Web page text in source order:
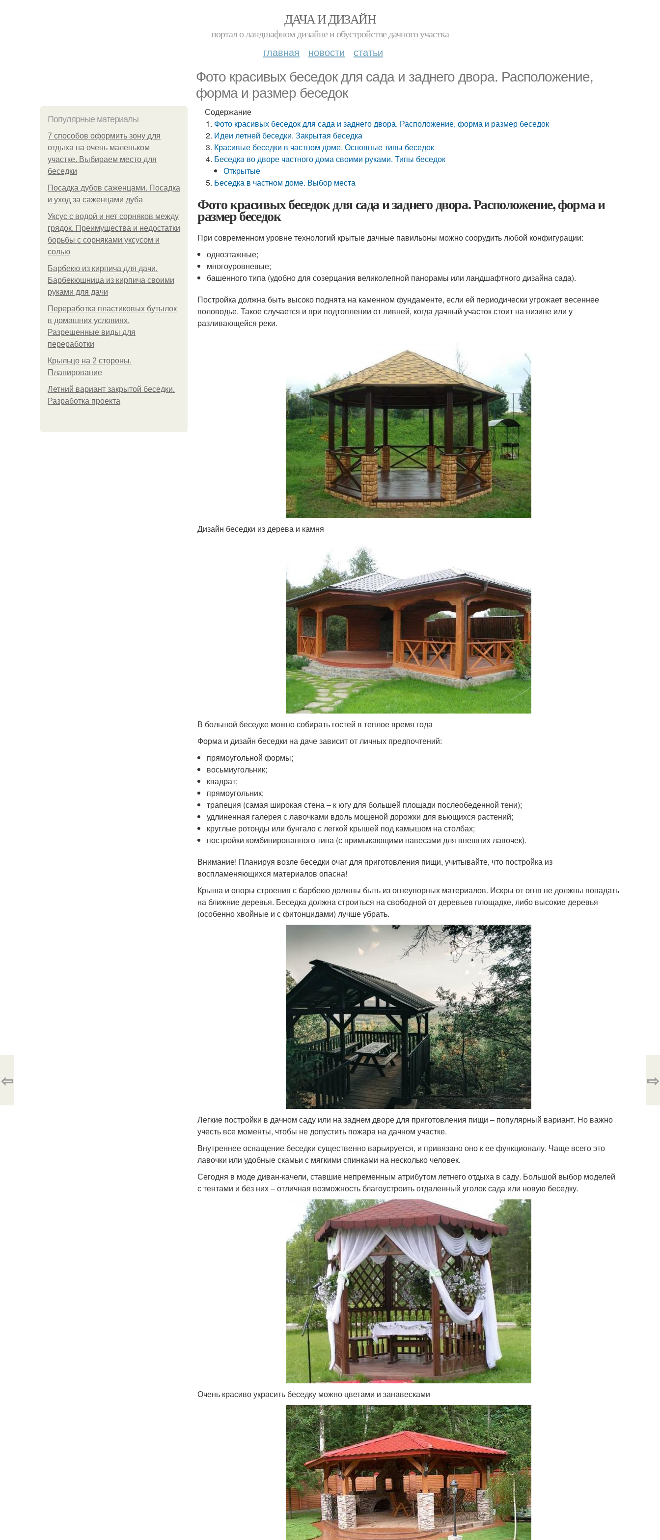
ДАЧА И ДИЗАЙН
портал о ландшафном дизайне и обустройстве дачного участка
главная новости статьи
Фото красивых беседок для сада и заднего двора. Расположение,
форма и размер беседок
Популярные материалы
7 способов оформить зону для
отдыха на очень маленьком
участке. Выбираем место для
беседки
Посадка дубов саженцами. Посадка
и уход за саженцами дуба
Уксус с водой и нет сорняков между
грядок. Преимущества и недостатки
борьбы с сорняками уксусом и
солью
Барбекю из кирпича для дачи.
Барбекюшница из кирпича своими
руками для дачи
Переработка пластиковых бутылок
в домашних условиях.
Разрешенные виды для
переработки
Крыльцо на 2 стороны.
Планирование
Летний вариант закрытой беседки.
Разработка проекта
Содержание
Фото красивых беседок для сада и заднего двора. Расположение, форма и размер беседок
Идеи летней беседки. Закрытая беседка
Красивые беседки в частном доме. Основные типы беседок
Беседка во дворе частного дома своими руками. Типы беседок
Открытые
Беседка в частном доме. Выбор места
Фото красивых беседок для сада и заднего двора. Расположение, форма и
размер беседок
При современном уровне технологий крытые дачные павильоны можно соорудить любой конфигурации:
одноэтажные;
многоуровневые;
башенного типа (удобно для созерцания великолепной панорамы или ландшафтного дизайна сада).
Постройка должна быть высоко поднята на каменном фундаменте, если ей периодически угрожает весеннее
половодье. Такое случается и при подтоплении от ливней, когда дачный участок стоит на низине или у
разливающейся реки.
Дизайн беседки из дерева и камня
В большой беседке можно собирать гостей в теплое время года
Форма и дизайн беседки на даче зависит от личных предпочтений:
прямоугольной формы;
восьмиугольник;
квадрат;
прямоугольник;
трапеция (самая широкая стена – к югу для большей площади послеобеденной тени);
удлиненная галерея с лавочками вдоль мощеной дорожки для вьющихся растений;
круглые ротонды или бунгало с легкой крышей под камышом на столбах;
постройки комбинированного типа (с примыкающими навесами для внешних лавочек).
Внимание! Планируя возле беседки очаг для приготовления пищи, учитывайте, что постройка из
воспламеняющихся материалов опасна!
Крыша и опоры строения с барбекю должны быть из огнеупорных материалов. Искры от огня не должны попадать
на ближние деревья. Беседка должна строиться на свободной от деревьев площадке, либо высокие деревья
(особенно хвойные и с фитонцидами) лучше убрать.
Легкие постройки в дачном саду или на заднем дворе для приготовления пищи – популярный вариант. Но важно
учесть все моменты, чтобы не допустить пожара на дачном участке.
Внутреннее оснащение беседки существенно варьируется, и привязано оно к ее функционалу. Чаще всего это
лавочки или удобные скамьи с мягкими спинками на несколько человек.
Сегодня в моде диван-качели, ставшие непременным атрибутом летнего отдыха в саду. Большой выбор моделей
с тентами и без них – отличная возможность благоустроить отдаленный уголок сада или новую беседку.
Очень красиво украсить беседку можно цветами и занавесками
⇦ ⇨